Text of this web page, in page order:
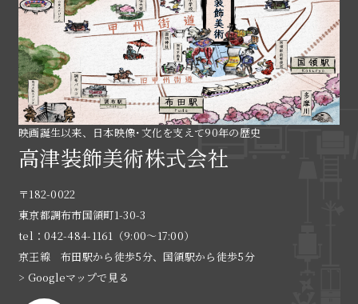
映画誕生以来、日本映像･文化を支えて90年の歴史
高津装飾美術株式会社
〒182-0022
東京都調布市国領町1-30-3
tel：042-484-1161（9:00〜17:00）
京王線 布田駅から徒歩5分、国領駅から徒歩5分
> Googleマップで見る